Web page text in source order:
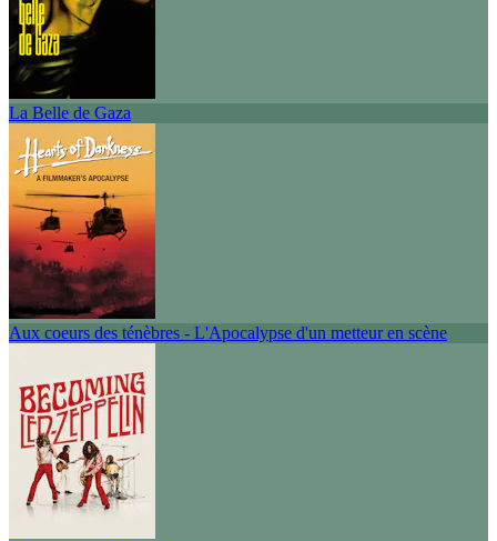
La Belle de Gaza
Aux coeurs des ténèbres - L'Apocalypse d'un metteur en scène